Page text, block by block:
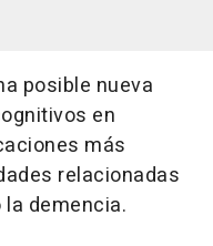
posible nueva
en
más
relacionadas
demencia.